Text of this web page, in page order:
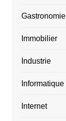
Gastronomie
Immobilier
Industrie
Informatique
Internet